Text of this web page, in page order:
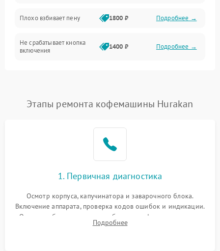
Программное обеспечение
Плохо взбивает пену 1800 ₽ Подробнее →
Не срабатывает кнопка
включения
1400 ₽ Подробнее →
Постоянные сбои в работе 1500 ₽ Подробнее →
Этапы ремонта кофемашины Hurakan
1. Первичная диагностика
Осмотр корпуса, капучинатора и заварочного блока.
Включение аппарата, проверка кодов ошибок и индикации.
Оценка работы помпы, термоблока и кофемолки на слух.
Измерение температуры и давления воды для выявления
Подробнее